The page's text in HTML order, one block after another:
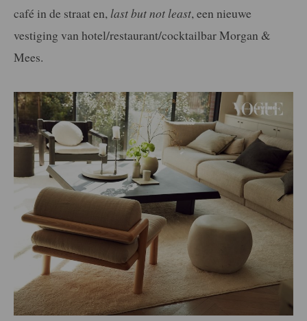
café in de straat en, last but not least, een nieuwe
vestiging van hotel/restaurant/cocktailbar Morgan &
Mees.